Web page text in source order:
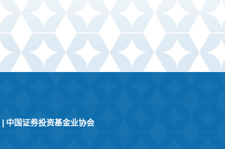
中国证券投资基金业协会